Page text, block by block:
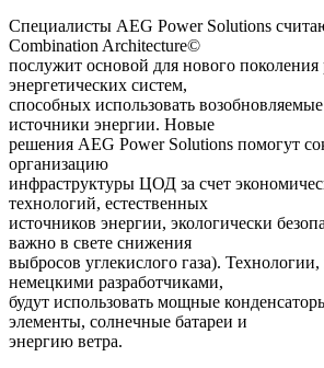
Специалисты AEG Power Solutions
Combination Architecture©
послужит основой для нового поколения
энергетических систем,
способных использовать
источники энергии. Новые
решения AEG Power Solutions помогут
организацию
инфраструктуры ЦОД за счет
технологий, естественных
источников энергии, экологически
важно в свете снижения
выбросов углекислого газа).
немецкими разработчиками,
будут использовать мощные
элементы, солнечные батареи и
энергию ветра.